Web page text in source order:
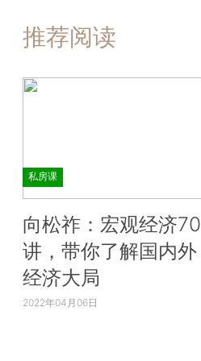
推荐阅读
私房课
向松祚：宏观经济70
讲，带你了解国内外
经济大局
2022年04月06日